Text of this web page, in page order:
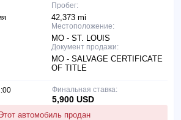
Пробег:
42,373 mi
Местоположение:
MO - ST. LOUIS
Документ продажи:
MO - SALVAGE CERTIFICATE
OF TITLE
автомобиль продан
Финальная ставка:
5,900 USD